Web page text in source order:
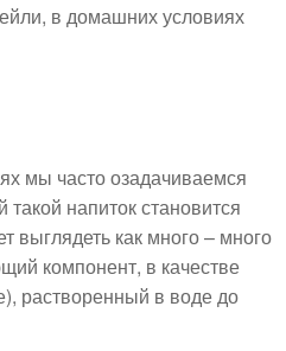
в домашних условиях
мы часто озадачиваемся
напиток становится
как много – много
компонент, в качестве
растворенный в воде до